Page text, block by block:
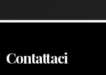
Contattaci